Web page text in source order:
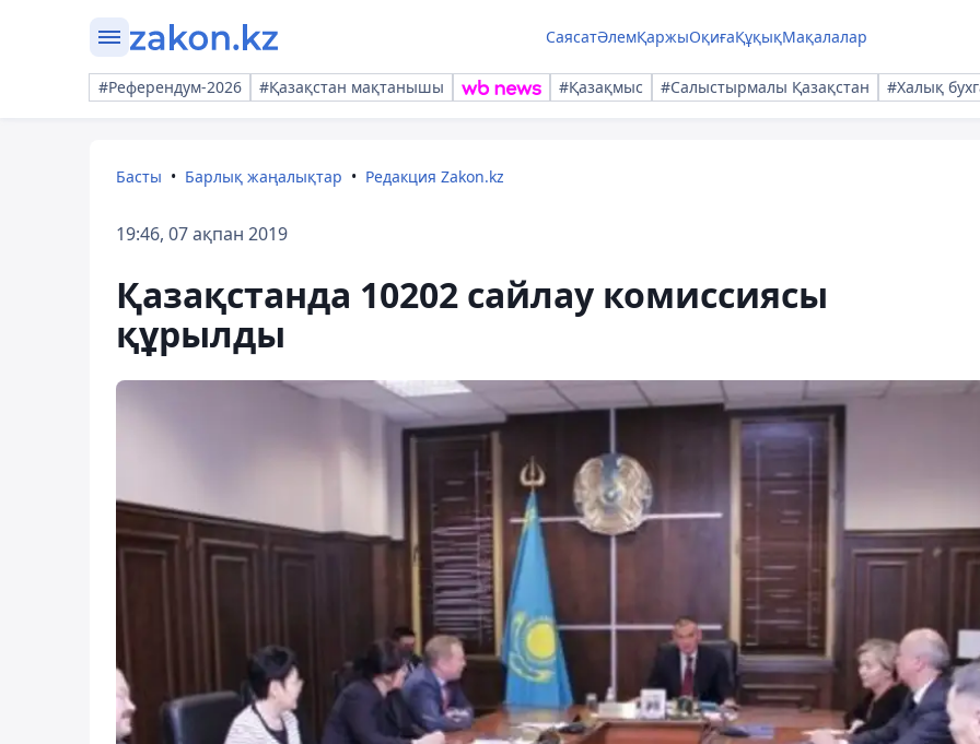
СаясатӘлемҚаржыОқиғаҚұқықМақалалар
#Референдум-2026 #Қазақстан мақтанышы #Қазақмыс #Салыстырмалы Қазақстан #Халық
Басты Барлық жаңалықтар Редакция Zakon.kz
19:46, 07 ақпан 2019
Қазақстанда 10202 сайлау комиссиясы
құрылды